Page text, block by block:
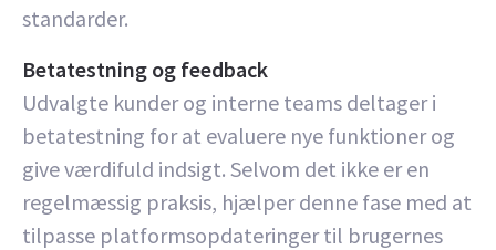
standarder.
Betatestning og feedback
Udvalgte kunder og interne teams deltager i
betatestning for at evaluere nye funktioner og
give værdifuld indsigt. Selvom det ikke er en
regelmæssig praksis, hjælper denne fase med at
tilpasse platformsopdateringer til brugernes